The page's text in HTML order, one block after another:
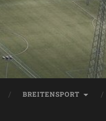
BREITENSPORT